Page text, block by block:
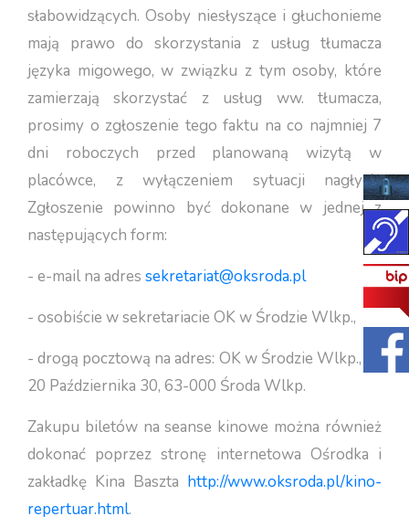
słabowidzących. Osoby niesłyszące i głuchonieme
mają prawo do skorzystania z usług tłumacza
języka migowego, w związku z tym osoby, które
zamierzają skorzystać z usług ww. tłumacza,
prosimy o zgłoszenie tego faktu na co najmniej 7
dni roboczych przed planowaną wizytą w
placówce, z wyłączeniem sytuacji nagłych.
Zgłoszenie powinno być dokonane w jednej z
następujących form:
- e-mail na adres sekretariat@oksroda.pl
- osobiście w sekretariacie OK w Środzie Wlkp.,
- drogą pocztową na adres: OK w Środzie Wlkp., ul.
20 Października 30, 63-000 Środa Wlkp.
Zakupu biletów na seanse kinowe można również
dokonać poprzez stronę internetowa Ośrodka i
zakładkę Kina Baszta http://www.oksroda.pl/kino-
repertuar.html.